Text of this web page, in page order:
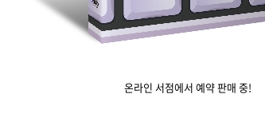
온라인 서점에서 예약 판매 중!